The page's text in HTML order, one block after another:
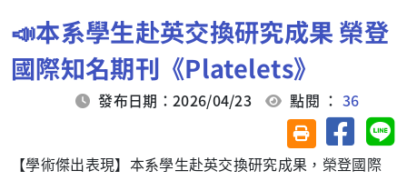
📣本系學生赴英交換研究成果 榮登
國際知名期刊《Platelets》
發布日期：2026/04/23 點閱 ：36
友善列印(另開視
分享至
【學術傑出表現】本系學生赴英交換研究成果，榮登國際